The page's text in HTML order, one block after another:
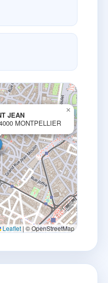
JEAN
MONTPELLIER
×
Leaflet | © OpenStreetMap